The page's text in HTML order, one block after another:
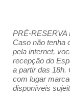
PRÉ-RESERVA
Caso não tenha
pela internet,
recepção do
a partir das 18h.
com lugar
disponíveis